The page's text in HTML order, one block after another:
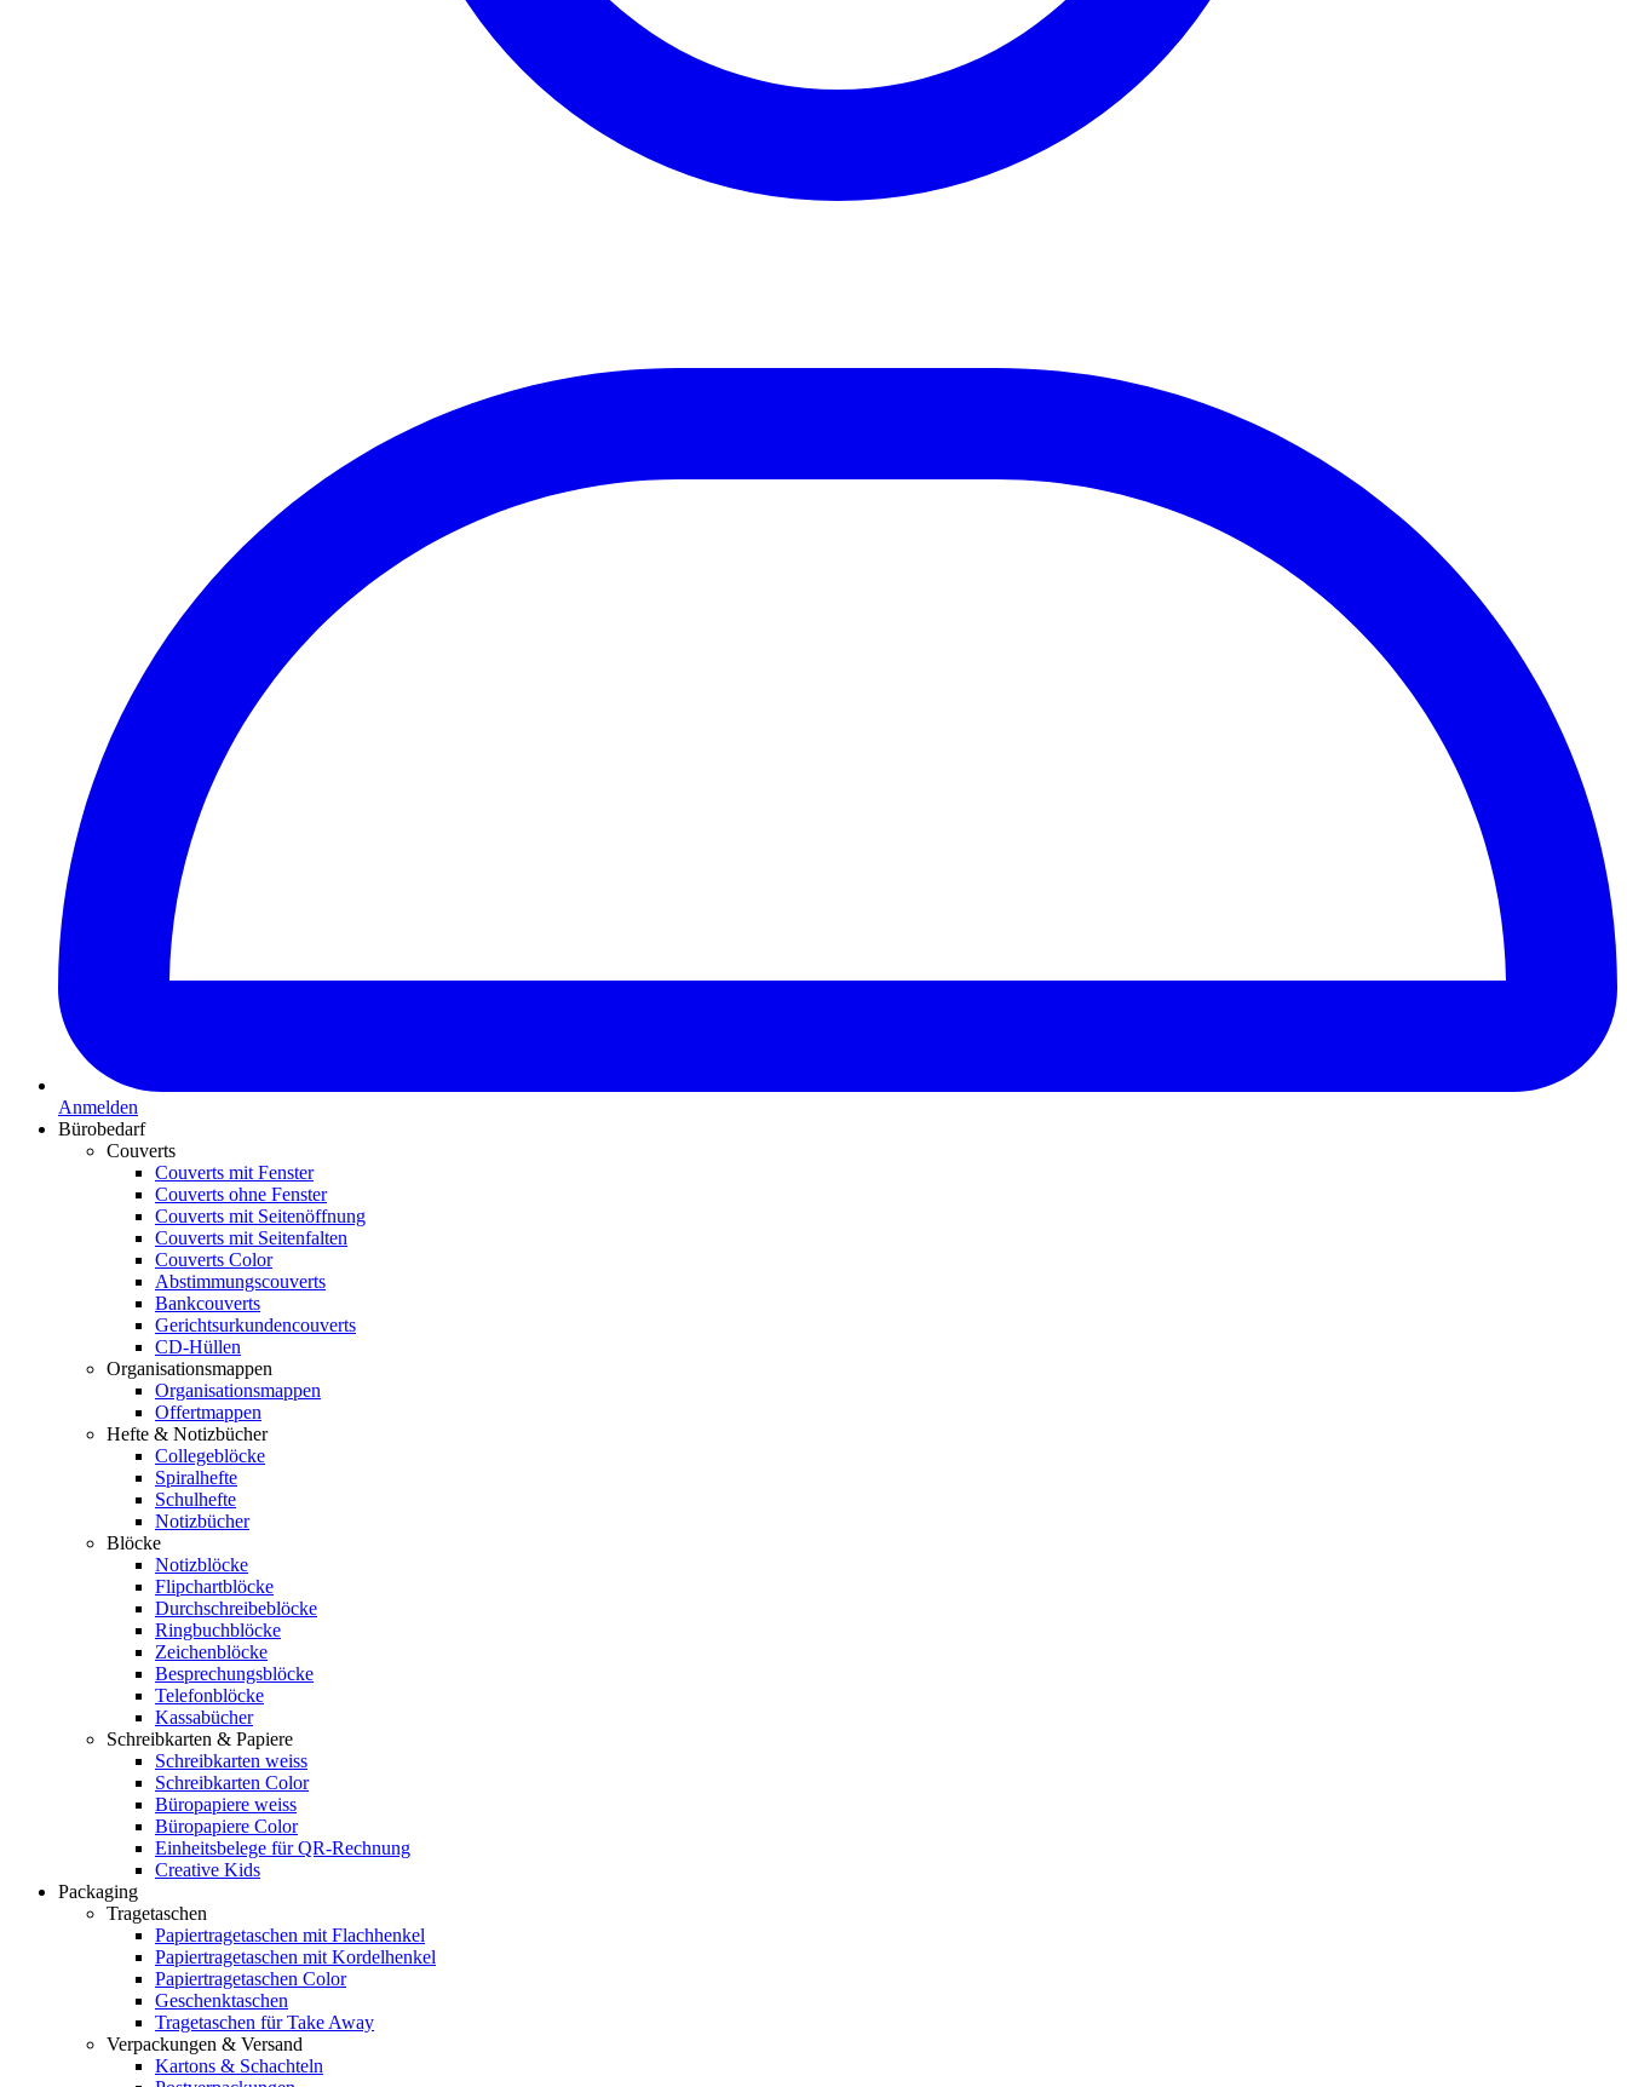
Anmelden
Bürobedarf
Couverts
Couverts mit Fenster
Couverts ohne Fenster
Couverts mit Seitenöffnung
Couverts mit Seitenfalten
Couverts Color
Abstimmungscouverts
Bankcouverts
Gerichtsurkundencouverts
CD-Hüllen
Organisationsmappen
Organisationsmappen
Offertmappen
Hefte & Notizbücher
Collegeblöcke
Spiralhefte
Schulhefte
Notizbücher
Blöcke
Notizblöcke
Flipchartblöcke
Durchschreibeblöcke
Ringbuchblöcke
Zeichenblöcke
Besprechungsblöcke
Telefonblöcke
Kassabücher
Schreibkarten & Papiere
Schreibkarten weiss
Schreibkarten Color
Büropapiere weiss
Büropapiere Color
Einheitsbelege für QR-Rechnung
Creative Kids
Packaging
Tragetaschen
Papiertragetaschen mit Flachhenkel
Papiertragetaschen mit Kordelhenkel
Papiertragetaschen Color
Geschenktaschen
Tragetaschen für Take Away
Verpackungen & Versand
Kartons & Schachteln